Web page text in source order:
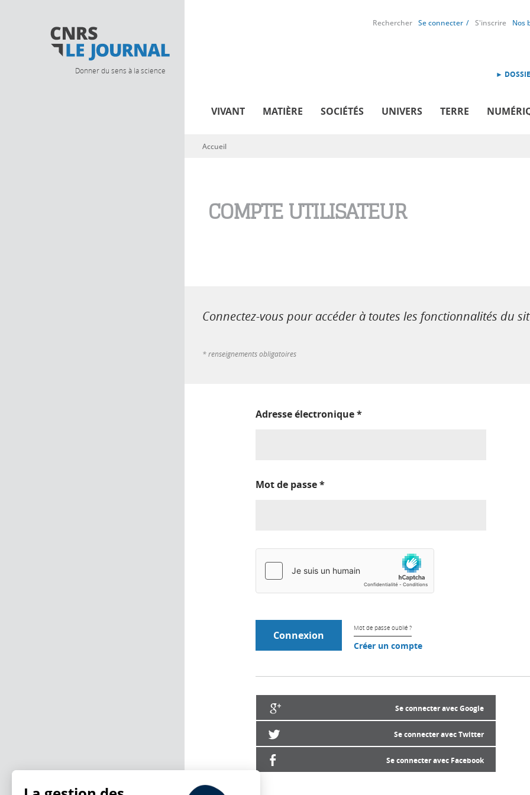
Donner du sens à la science
Rechercher Se connecter S'inscrire Nos
►
VIVANT MATIÈRE SOCIÉTÉS UNIVERS TERRE
Vous êtes ici
Accueil
COMPTE UTILISATEUR
Connectez-vous pour accéder à toutes les fonctionnalités du
* renseignements obligatoires
Adresse électronique*
Mot de passe*
Mot de passe oublié ?
Créer un compte
Se connecter avec Google
Se connecter avec Twitter
Se connecter avec Facebook